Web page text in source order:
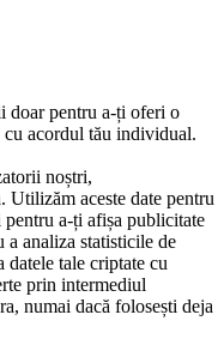
doar pentru a-ți oferi o
cu acordul tău individual.
noștri,
Utilizăm aceste date pentru
a-ți afișa publicitate
a analiza statisticile de
datele tale criptate cu
prin intermediul
numai dacă folosești deja